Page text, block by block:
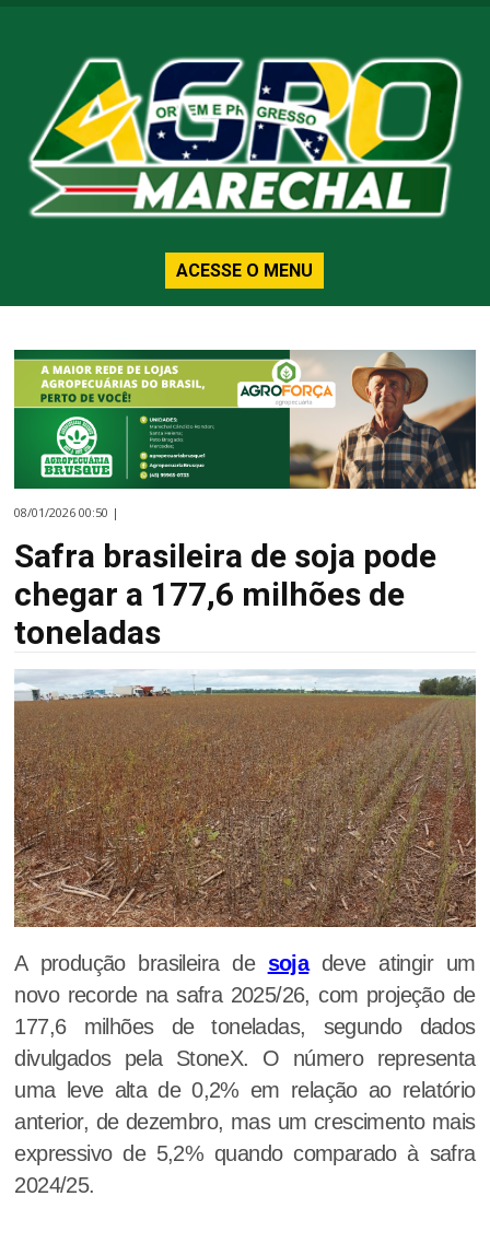
ACESSE O MENU
08/01/2026 00:50 |
Safra brasileira de soja pode
chegar a 177,6 milhões de
toneladas
A produção brasileira de sojadeve atingir um
novo recorde na safra 2025/26, com projeção de
177,6 milhões de toneladas, segundo dados
divulgados pela StoneX. O número representa
uma leve alta de 0,2% em relação ao relatório
anterior, de dezembro, mas um crescimento mais
expressivo de 5,2% quando comparado à safra
2024/25.